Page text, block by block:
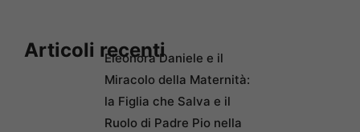
Articoli recentiEleonora Daniele e il
Miracolo della Maternità:
la Figlia che Salva e il
Ruolo di Padre Pio nella